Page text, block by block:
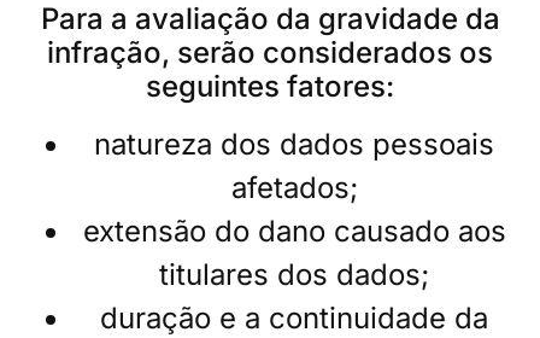
Para a avaliação da gravidade da
infração, serão considerados os
seguintes fatores:
natureza dos dados pessoais
afetados;
extensão do dano causado aos
titulares dos dados;
duração e a continuidade da